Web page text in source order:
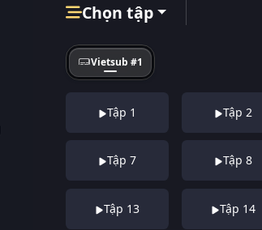
Chọn tập
Vietsub #1
Tập 1 Tập 2
Tập 7 Tập 8
Tập 13 Tập 14